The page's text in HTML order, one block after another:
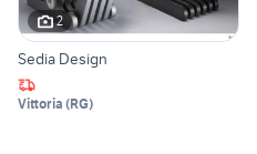
2
Sedia Design
Vittoria (RG)